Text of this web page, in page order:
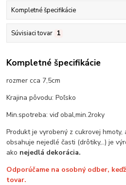
Kompletné špecifikácie
Súvisiaci tovar 1
Kompletné špecifikácie
rozmer cca 7,5cm
Krajina pôvodu: Poľsko
Min.spotreba: viď obal,min.2roky
Produkt je vyrobený z cukrovej hmoty,
obsahuje nejedlé časti (drôtiky,..) je
ako nejedlá dekorácia.
Odporúčame na osobný odber,
tovar.